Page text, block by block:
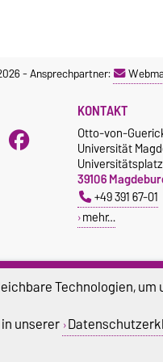
-Ansprechpartner:
KONTAKT
Otto-von-
Universität
39106
+49 391 67-01
mehr…
Technologien,
unserer